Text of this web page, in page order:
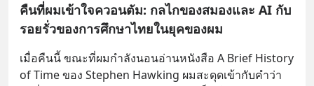
คืนที่ผมเข้าใจควอนตัม: กลไกของสมองและ AI กับ
รอยรั่วของการศึกษาไทยในยุคของผม
เมื่อคืนนี้ ขณะที่ผมกำลังนอนอ่านหนังสือ A Brief History
of Time ของ Stephen Hawking ผมสะดุดเข้ากับคำว่า